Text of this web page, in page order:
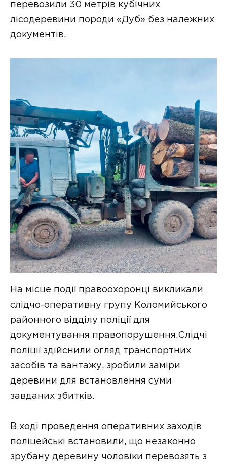
перевозили 30 метрів кубічних
лісодеревини породи «Дуб» без належних
документів.
На місце події правоохоронці викликали
слідчо-оперативну групу Коломийського
районного відділу поліції для
документування правопорушення.Слідчі
поліції здійснили огляд транспортних
засобів та вантажу, зробили заміри
деревини для встановлення суми
завданих збитків.
В ході проведення оперативних заходів
поліцейські встановили, що незаконно
зрубану деревину чоловіки перевозять з